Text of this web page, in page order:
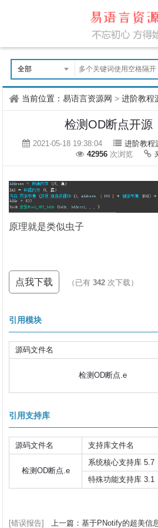
当前位置：易语言资源网 >进阶教程
检测OD断点开源
2021-05-18 19:38:04
进阶教程
42956 次浏览
原理就是类似虫子
点我下载 （已有342 次下载）
引用模块
源码文件名
检测OD断点.e
引用支持库
源码文件名 支持库文件名
检测OD断点.e
系统核心支持库 5.7
特殊功能支持库 3.1
[错误报告] 上一篇：基于PNotify的超美信